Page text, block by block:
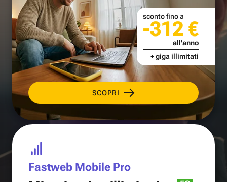
SCOPRI
sconto fino a
-312 €
all'anno
+ giga illimitati
Fastweb Mobile Pro